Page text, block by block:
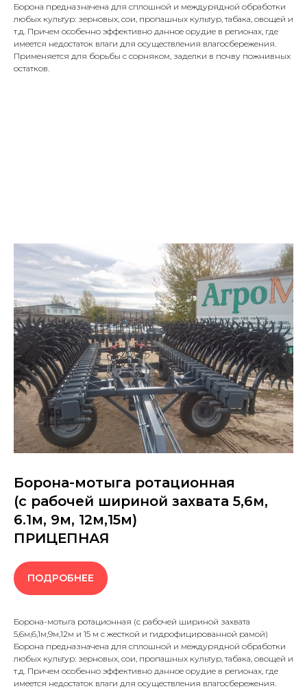
Борона предназначена для сплошной и междурядной обработки
любых культур: зерновых, сои, пропашных культур, табака, овощей и
т.д. Причем особенно эффективно данное орудие в регионах, где
имеется недостаток влаги для осуществления влагосбережения.
Применяется для борьбы с сорняком, заделки в почву пожнивных
остатков.
Борона-мотыга ротационная
(с рабочей шириной захвата 5,6м,
6.1м, 9м, 12м,15м)
ПРИЦЕПНАЯ
ПОДРОБНЕЕ
Борона-мотыга ротационная (с рабочей шириной захвата
5,6м,6,1м,9м,12м и 15 м с жесткой и гидрофицированной рамой)
Борона предназначена для сплошной и междурядной обработки
любых культур: зерновых, сои, пропашных культур, табака, овощей и
т.д. Причем особенно эффективно данное орудие в регионах, где
имеется недостаток влаги для осуществления влагосбережения.